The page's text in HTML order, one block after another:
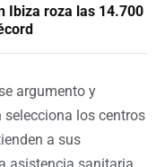
Ibiza roza las 14.700
argumento y
selecciona los centros
a sus